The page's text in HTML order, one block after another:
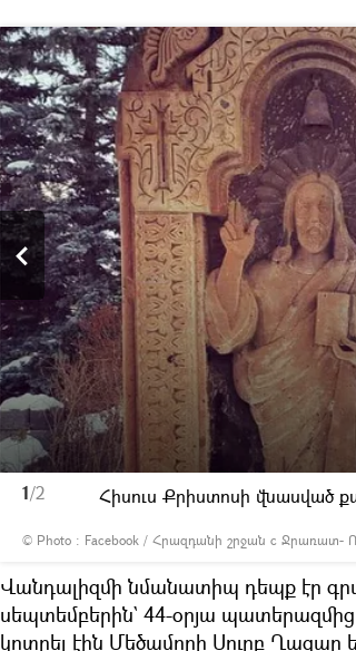
1/2
© Photo : Facebook / Հրազդանի շրջան с Ջրառատ-
Հիսուս Քրիստոսի վնասված
Վանդալիզմի նմանատիպ դեպք էր
սեպտեմբերին` 44-օրյա
կոտրել էին Մեծամորի Սուրբ Ղազար